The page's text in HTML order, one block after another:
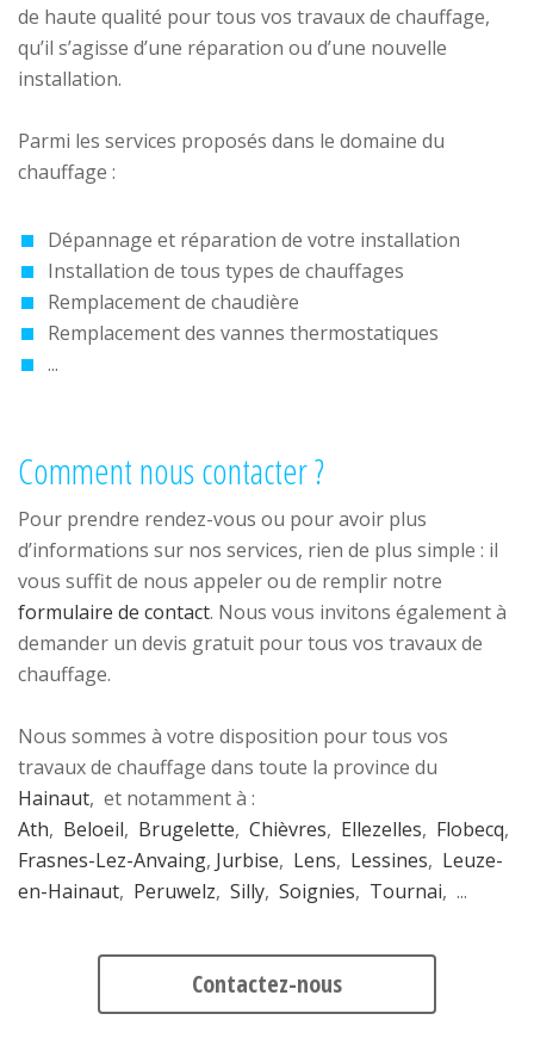
de haute qualité pour tous vos travaux de chauffage,
qu’il s’agisse d’une réparation ou d’une nouvelle
installation.
Parmi les services proposés dans le domaine du
chauffage :
Dépannage et réparation de votre installation
Installation de tous types de chauffages
Remplacement de chaudière
Remplacement des vannes thermostatiques
...
Comment nous contacter ?
Pour prendre rendez-vous ou pour avoir plus
d’informations sur nos services, rien de plus simple : il
vous suffit de nous appeler ou de remplir notre
formulaire de contact. Nous vous invitons également à
demander un devis gratuit pour tous vos travaux de
chauffage.
Nous sommes à votre disposition pour tous vos
travaux de chauffage dans toute la province du
Hainaut, et notamment à :
Ath, Beloeil, Brugelette, Chièvres, Ellezelles, Flobecq,
Frasnes-Lez-Anvaing, Jurbise, Lens, Lessines, Leuze-
en-Hainaut, Peruwelz, Silly, Soignies, Tournai, ...
Contactez-nous